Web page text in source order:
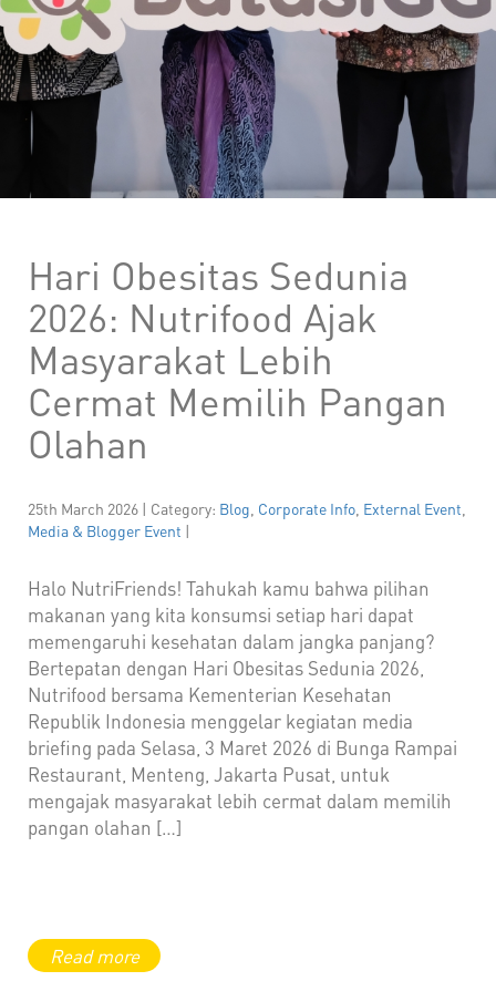
Hari Obesitas Sedunia
2026: Nutrifood Ajak
Masyarakat Lebih
Cermat Memilih Pangan
Olahan
25th March 2026 | Category: Blog Corporate Info External Event
Media & Blogger Event |
Halo NutriFriends! Tahukah kamu bahwa pilihan
makanan yang kita konsumsi setiap hari dapat
memengaruhi kesehatan dalam jangka panjang?
Bertepatan dengan Hari Obesitas Sedunia 2026,
Nutrifood bersama Kementerian Kesehatan
Republik Indonesia menggelar kegiatan media
briefing pada Selasa, 3 Maret 2026 di Bunga Rampai
Restaurant, Menteng, Jakarta Pusat, untuk
mengajak masyarakat lebih cermat dalam memilih
pangan olahan […]